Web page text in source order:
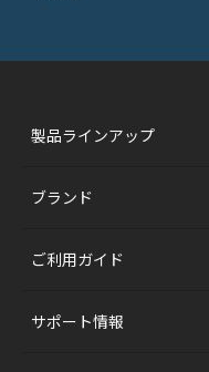
製品ラインアップ
ブランド
ご利用ガイド
サポート情報